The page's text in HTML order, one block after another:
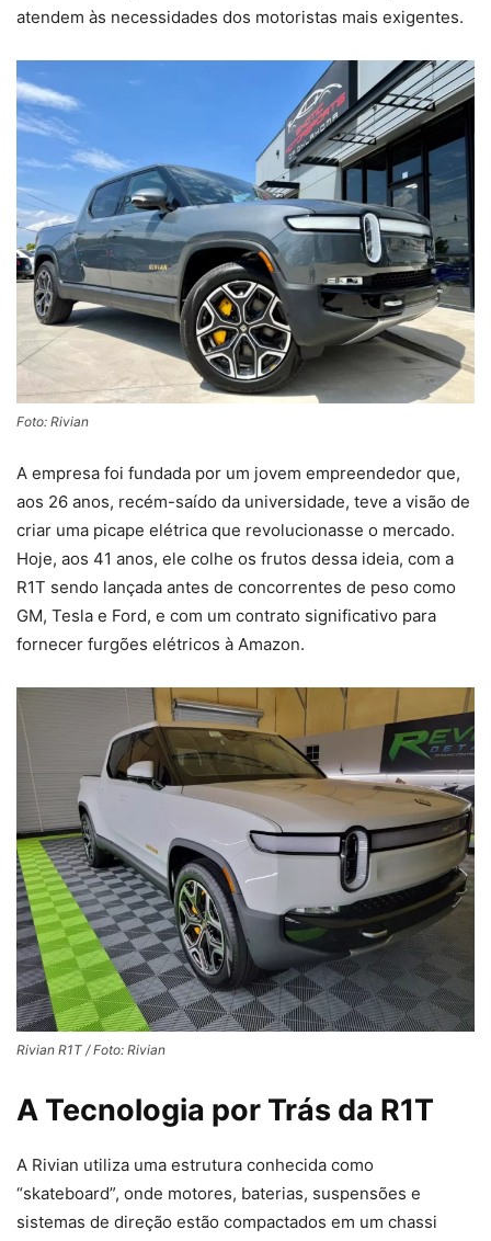
atendem às necessidades dos motoristas mais exigentes.
Foto: Rivian
A empresa foi fundada por um jovem empreendedor que,
aos 26 anos, recém-saído da universidade, teve a visão de
criar uma picape elétrica que revolucionasse o mercado.
Hoje, aos 41 anos, ele colhe os frutos dessa ideia, com a
R1T sendo lançada antes de concorrentes de peso como
GM, Tesla e Ford, e com um contrato significativo para
fornecer furgões elétricos à Amazon.
Rivian R1T / Foto: Rivian
A Tecnologia por Trás da R1T
A Rivian utiliza uma estrutura conhecida como
“skateboard”, onde motores, baterias, suspensões e
sistemas de direção estão compactados em um chassi